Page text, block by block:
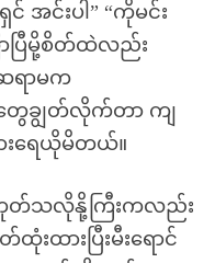
င် အင်းပါ” “ကိုမင်း
ပြီမို့စိတ်ထဲလည်း
ရာမက
ေချွတ်လိုက်တာ ကျ
းရေယိုမိတယ်။
ဟုတ်သလိုနို့ကြီးကလည်း
ားပြီးမီးရောင်